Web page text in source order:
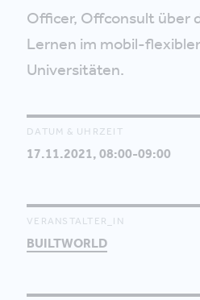
Officer, Offconsult über
Lernen im mobil-
Universitäten.
DATUM & UHRZEIT
17.11.2021, 08:00-09:00
VERANSTALTER_IN
BUILTWORLD